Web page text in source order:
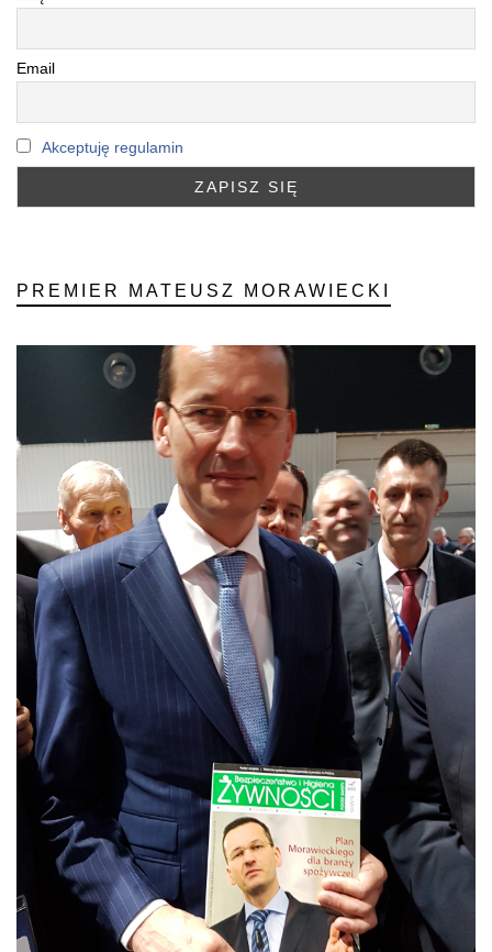
Email
Akceptuję regulamin
PREMIER MATEUSZ MORAWIECKI